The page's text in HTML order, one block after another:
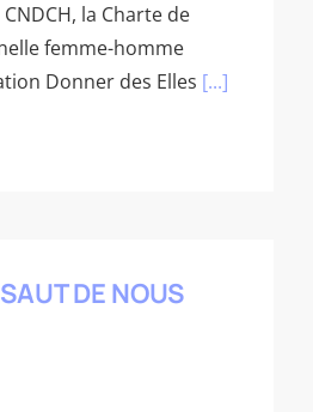
la Charte de
femme-homme
Donner des Elles [...]
DE NOUS